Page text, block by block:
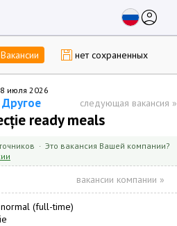
account_circle
Вакансии нет сохраненных
июля 2026
Другое следующая вакансия »
ready meals
· Это вакансия Вашей компании?
вакансии компании »
(full-time)